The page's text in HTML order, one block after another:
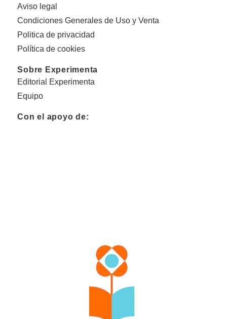
Aviso legal
Condiciones Generales de Uso y Venta
Politica de privacidad
Política de cookies
Sobre Experimenta
Editorial Experimenta
Equipo
Con el apoyo de: